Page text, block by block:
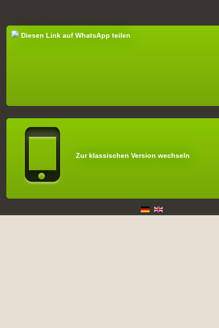
Diesen Link auf WhatsApp teilen
Zur klassischen Version wechseln